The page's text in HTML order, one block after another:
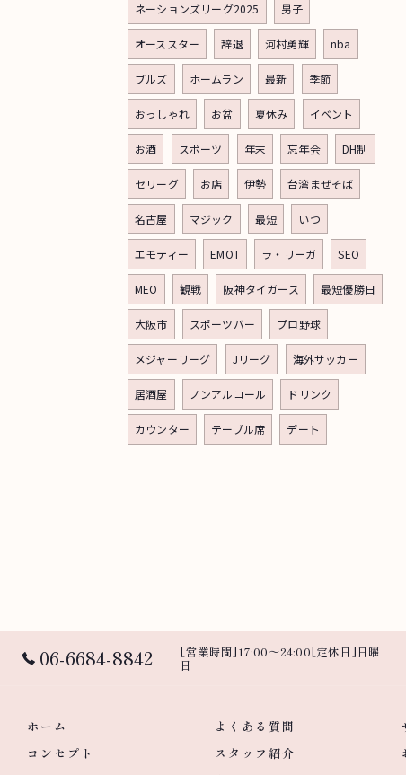
ネーションズリーグ2025 男子
オーススター 辞退 河村勇輝 nba
ブルズ ホームラン 最新 季節
おっしゃれ お盆 夏休み イベント
お酒 スポーツ 年末 忘年会 DH制
セリーグ お店 伊勢 台湾まぜそば
名古屋 マジック 最短 いつ
エモティー EMOT ラ・リーガ SEO
MEO 観戦 阪神タイガース 最短優勝日
大阪市 スポーツバー プロ野球
メジャーリーグ Jリーグ 海外サッカー
居酒屋 ノンアルコール ドリンク
カウンター テーブル席 デート
06-6684-8842 [営業時間]17:00～24:00[定休日]日曜
日
ホーム
コンセプト
よくある質問
スタッフ紹介